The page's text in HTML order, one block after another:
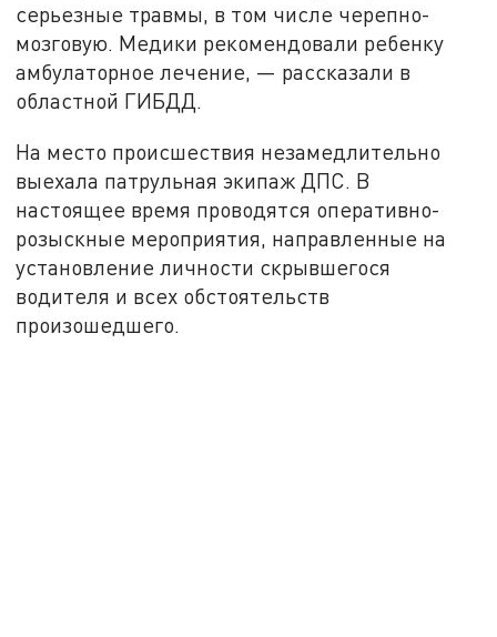
серьезные травмы, в том числе черепно-
мозговую. Медики рекомендовали ребенку
амбулаторное лечение, — рассказали в
областной ГИБДД.
На место происшествия незамедлительно
выехала патрульная экипаж ДПС. В
настоящее время проводятся оперативно-
розыскные мероприятия, направленные на
установление личности скрывшегося
водителя и всех обстоятельств
произошедшего.